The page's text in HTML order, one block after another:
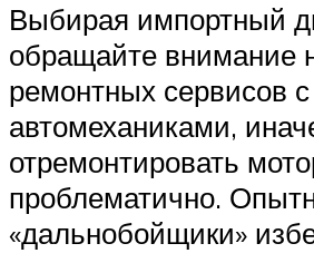
Выбирая импортный
обращайте внимание
ремонтных сервисов
автомеханиками,
отремонтировать
проблематично.
«дальнобойщики»